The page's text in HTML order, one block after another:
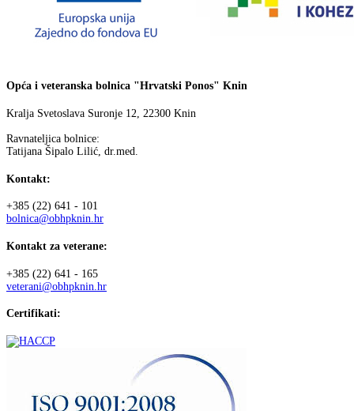
Opća i veteranska bolnica "Hrvatski Ponos" Knin
Kralja Svetoslava Suronje 12, 22300 Knin
Ravnateljica bolnice:
Tatijana Šipalo Lilić, dr.med.
Kontakt:
+385 (22) 641 - 101
bolnica@obhpknin.hr
Kontakt za veterane:
+385 (22) 641 - 165
veterani@obhpknin.hr
Certifikati: